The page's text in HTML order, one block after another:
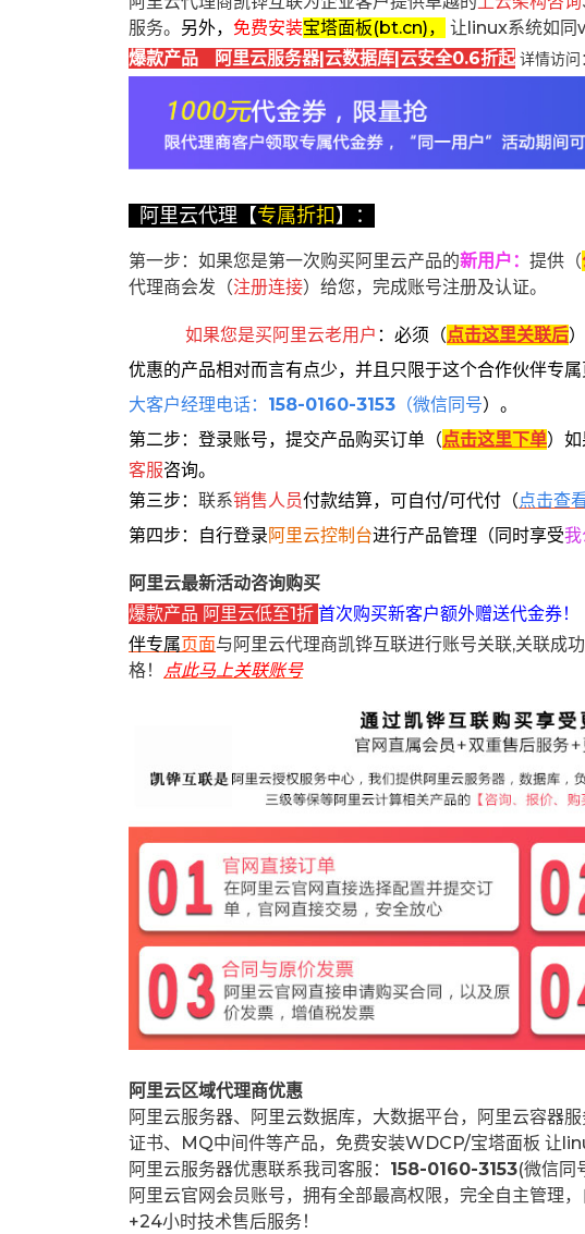
服务。 另外， 免费安装宝塔面板(bt.cn)，
让linux系统如同
爆款产品 阿里云服务器|云数据库|云安全0.6折起 详情访问：
阿里云代理【专属折扣】：
第一步：如果您是第一次购买阿里云产品的新用户 ： 提供（
代理商会发（注册连接）给您，完成账号注册及认证。
如果您是买阿里云老用户 ： 必须 （点击这里关联后）
优惠的产品相对而言有点少，并且只限于这个合作伙伴专属
大客户经理电话： 158-0160-3153 （微信同号）。
第二步：登录账号，提交产品购买订单（点击这里下单）
客服咨询。
第三步： 联系销售人员付款结算，可自付/可代付（点击查
第四步：自行登录 阿里云控制台进行产品管理（同时享受
阿里云最新活动咨询购买
爆款产品 阿里云低至1折 首次购买新客户额外赠送代金券！
伴专属页面与阿里云代理商凯铧互联进行账号关联,关联成
格！ 点此马上关联账号
阿里云区域代理商优惠
阿里云服务器、阿里云数据库，大数据平台，阿里云容器
证书、MQ中间件等产品，免费安装WDCP/宝塔面板 让
阿里云服务器优惠联系我司客服： 158-0160-3153(微信同
阿里云官网会员账号，拥有全部最高权限，完全自主管理
+24小时技术售后服务！